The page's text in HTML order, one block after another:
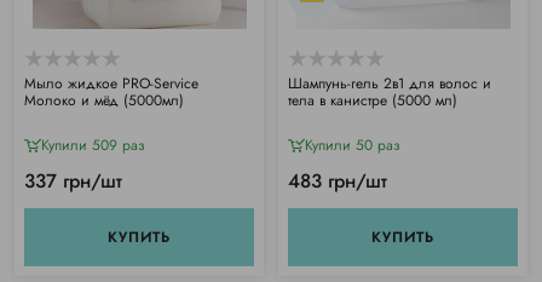
Мыло жидкое PRO-Service
Молоко и мёд (5000мл)
Купили 509 раз
337 грн/шт
КУПИТЬ
Шампунь-гель 2в1 для волос и
тела в канистре (5000 мл)
Купили 50 раз
483 грн/шт
КУПИТЬ